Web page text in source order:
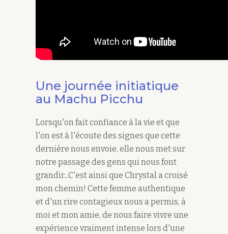
Une journée initiatique
au Machu Picchu
Lorsqu'on fait confiance à la vie et que
l'on est à l'écoute des signes que cette
dernière nous envoie, elle nous met sur
notre passage des gens qui nous font
grandir...C'est ainsi que Chrystal a croisé
mon chemin! Cette femme authentique
et d'un rire contagieux nous a permis, à
moi et mon amie, de nous faire vivre une
expérience vraiment intense lors d'une